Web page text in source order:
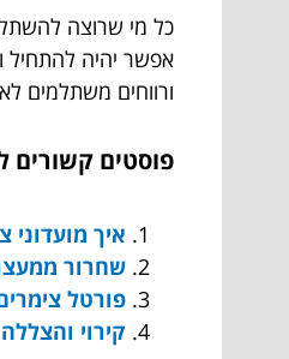
כל מי שרוצה להשתלב
אפשר יהיה להתחיל
ורווחים משתלמים
פוסטים קשורים
איך מועדוני
שחרור
פורטל
קירוי